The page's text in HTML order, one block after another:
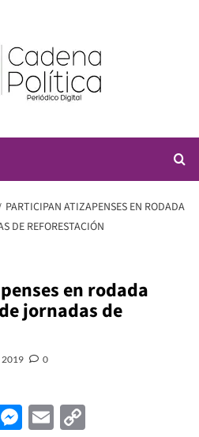
PARTICIPAN ATIZAPENSES EN RODADA
DE REFORESTACIÓN
en rodada
jornadas de
2019 0
Messenger
EmailCopy